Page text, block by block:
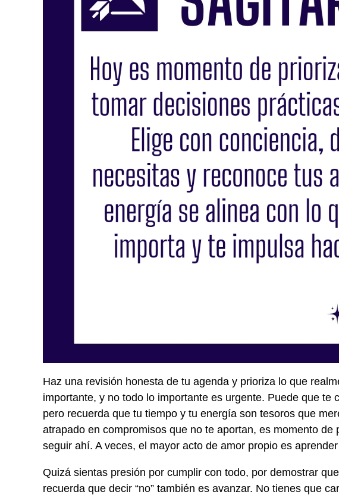
Haz una revisión honesta de tu agenda y prioriza lo que
importante, y no todo lo importante es urgente. Puede que te
pero recuerda que tu tiempo y tu energía son tesoros que
atrapado en compromisos que no te aportan, es momento
seguir ahí. A veces, el mayor acto de amor propio es
Quizá sientas presión por cumplir con todo, por demostrar
recuerda que decir “no” también es avanzar. No tienes que